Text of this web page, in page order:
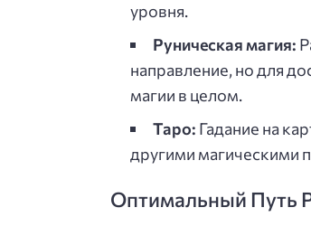
уровня.
Руническая магия:
направление, но для
магии в целом.
Таро: Гадание на
другими магическими
Оптимальный Путь